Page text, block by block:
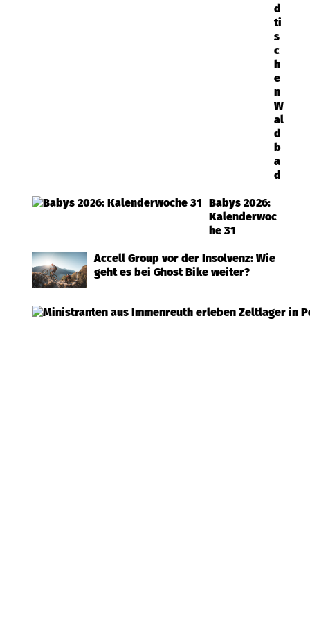
d
ti
s
c
h
e
n
W
al
d
b
a
d
Babys 2026:
Kalenderwoc
he 31
Accell Group vor der Insolvenz: Wie
geht es bei Ghost Bike weiter?